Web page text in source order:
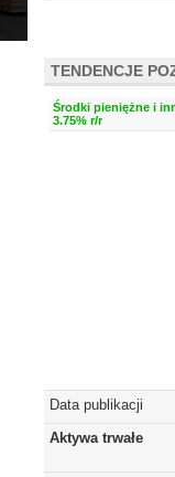
TENDENCJE
Środki pieniężne i
3.75% r/r
Data publikacji
Aktywa trwałe